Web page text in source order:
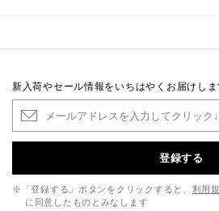
新入荷やセール情報をいちはやくお届けしま
登録する
※「登録する」ボタンをクリックすると、 利用
に同意したものとみなします